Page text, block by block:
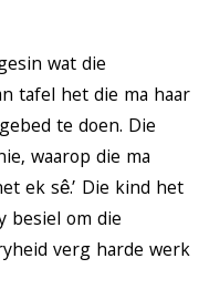
wat die
tafel het die ma haar
te doen. Die
waarop die ma
ek sê.’ Die kind het
besiel om die
verg harde werk